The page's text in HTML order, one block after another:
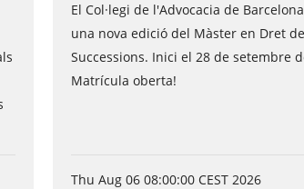
El Col·legi de l'Advocacia de
una nova edició del Màster en Dret
Successions. Inici el 28 de setembre
Matrícula oberta!
Thu Aug 06 08:00:00 CEST 2026